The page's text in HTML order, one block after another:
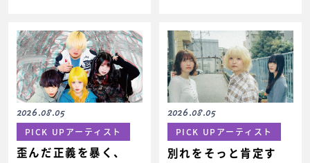
2026.08.05
PICK UPアーティスト
歪んだ正義を暴く、
2026.08.05
PICK UPアーティスト
別れをそっと肯定す